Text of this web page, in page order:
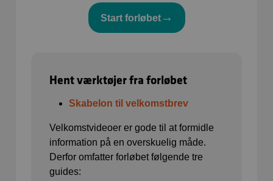
Start forløbet→
Hent værktøjer fra forløbet
Skabelon til velkomstbrev
Velkomstvideoer er gode til at formidle
information på en overskuelig måde.
Derfor omfatter forløbet følgende tre
guides: